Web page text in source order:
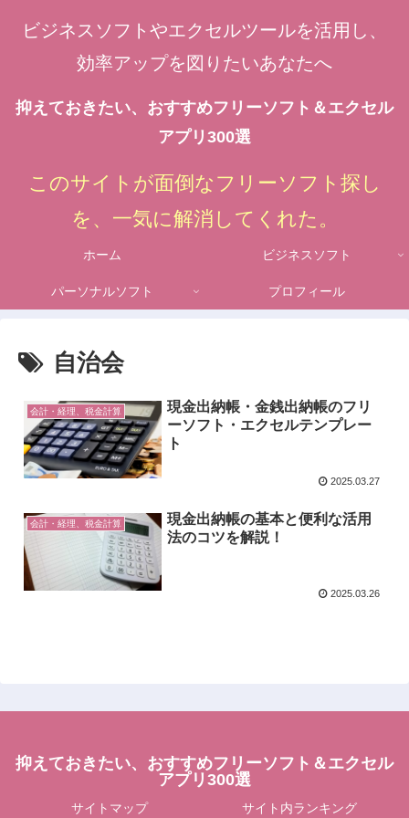
ビジネスソフトやエクセルツールを活用し、
効率アップを図りたいあなたへ
抑えておきたい、おすすめフリーソフト＆エクセル
アプリ300選
このサイトが面倒なフリーソフト探し
を、一気に解消してくれた。
ホーム ビジネスソフト
パーソナルソフト プロフィール
自治会
会計・経理、税金計算
現金出納帳・金銭出納帳のフリ
ーソフト・エクセルテンプレー
ト
2025.03.27
会計・経理、税金計算
現金出納帳の基本と便利な活用
法のコツを解説！
2025.03.26
抑えておきたい、おすすめフリーソフト＆エクセル
アプリ300選
サイトマップ サイト内ランキング